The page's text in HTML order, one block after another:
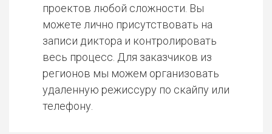
проектов любой сложности. Вы
можете лично присутствовать на
записи диктора и контролировать
весь процесс. Для заказчиков из
регионов мы можем организовать
удаленную режиссуру по скайпу или
телефону.